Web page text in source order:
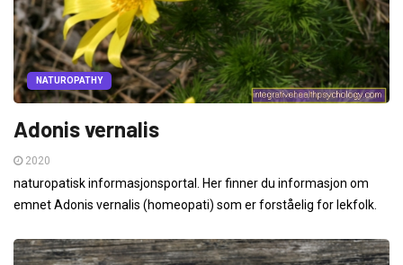
NATUROPATHY
Adonis vernalis
2020
naturopatisk informasjonsportal. Her finner du informasjon om
emnet Adonis vernalis (homeopati) som er forståelig for lekfolk.